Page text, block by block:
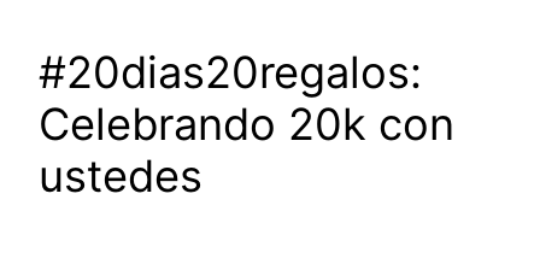
#20dias20regalos:
Celebrando 20k con
ustedes